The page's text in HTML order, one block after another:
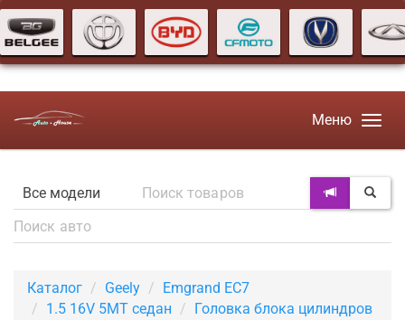
Меню
Каталог Geely
Emgrand EC7
1.5 16V 5MT седан
Головка блока цилиндров